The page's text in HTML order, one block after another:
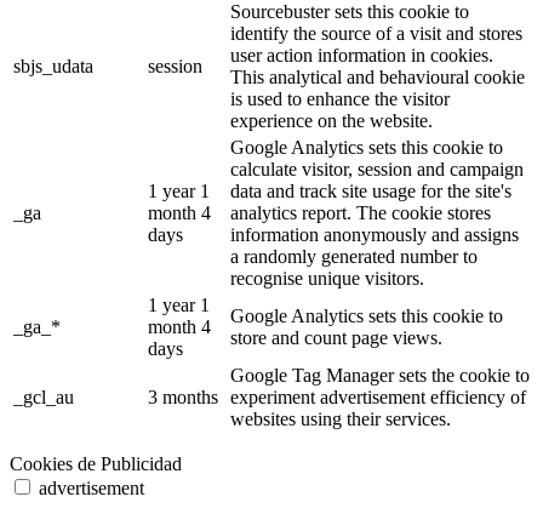
sbjs_udata session
Sourcebuster sets this cookie to
identify the source of a visit and stores
user action information in cookies.
This analytical and behavioural cookie
is used to enhance the visitor
experience on the website.
_ga
1 year 1
month 4
days
Google Analytics sets this cookie to
calculate visitor, session and campaign
data and track site usage for the site's
analytics report. The cookie stores
information anonymously and assigns
a randomly generated number to
recognise unique visitors.
_ga_*
1 year 1
month 4
days
Google Analytics sets this cookie to
store and count page views.
_gcl_au 3 months
Google Tag Manager sets the cookie to
experiment advertisement efficiency of
websites using their services.
Cookies de Publicidad
advertisement